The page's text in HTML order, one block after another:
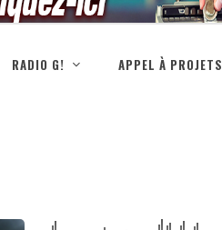
RADIO G! APPEL À PROJETS